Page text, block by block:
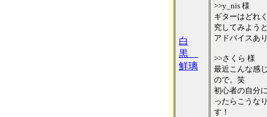
白
黒
鮮璃
>>y_nis 様
ギターはどれ
究してみよう
アドバイスあ
>>さくら 様
最近こんな感
ので。笑
初心者の自分
ったらこうな
す！